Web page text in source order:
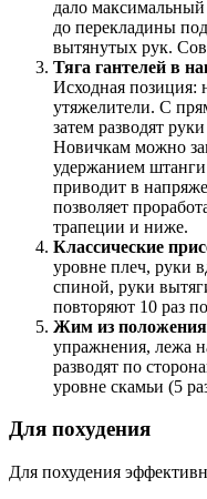
дало максимальный
до перекладины
вытянутых рук.
Тяга гантелей в
Исходная позиция:
утяжелители. С
затем разводят
Новичкам можно
удержанием
приводит в
позволяет
трапеции и ниже.
Классические
уровне плеч, руки
спиной, руки
повторяют 10 раз
Жим из
упражнения, лежа
разводят по
уровне скамьи (5
Для похудения
Для похудения